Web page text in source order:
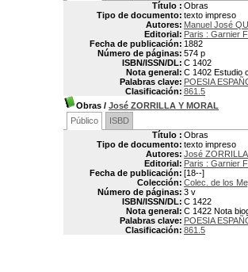
Título : Obras
Tipo de documento: texto impreso
Autores: Manuel José
Editorial: Paris : Garnier
Fecha de publicación: 1882
Número de páginas: 574 p
ISBN/ISSN/DL: C 1402
Nota general: C 1402 Estudio
Palabras clave: POESIA
Clasificación: 861.5
Obras / José ZORRILLA Y MORAL
Público
ISBD
Título : Obras
Tipo de documento: texto impreso
Autores: José
Editorial: Paris : Garnier
Fecha de publicación: [18--]
Colección: Colec. de los
Número de páginas: 3 v
ISBN/ISSN/DL: C 1422
Nota general: C 1422 Nota
Palabras clave: POESIA
Clasificación: 861.5